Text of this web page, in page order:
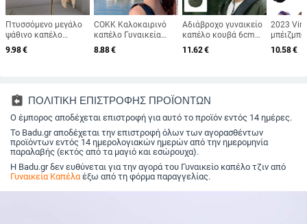
Πτυσσόμενο μεγάλο
ψάθινο καπέλο
Γυναικείο Καλοκαίρι
για διακοπές στην
Σκίαστρο παγετώνα
Καπέλο ψάθινο
καπέλο
9.98€
COKK Καλοκαιρινό
καπέλο Γυναικεία
Πεταλούδα
Εκτύπωση Μεγάλου
προστασία Uv
Πτυσσόμενη άδειο
επάνω αντηλιακό
καπέλο γυναικεία
ταξιδιωτική παραλία
8.88€
Αδιάβροχο γυναικείο
καπέλο κουβά 6cm
Καπέλο ηλίου
πτυσσόμενο
Caps Quick Drying
Basin Cap
11.62€
2023
ανδρικά
Άνοιξη
10.58€
assignment_return ΠΟΛΙΤΙΚΗ ΕΠΙΣΤΡΟΦΗΣ ΠΡΟΪΟΝΤΩΝ
Ο έμπορος αποδέχεται επιστροφή για αυτό το προϊόν εντός 14 ημέρες.
Το Badu.gr αποδέχεται την επιστροφή όλων των αγορασθέντων
προϊόντων εντός 14 ημερολογιακών ημερών από την ημερομηνία
παραλαβής (εκτός από τα μαγιό και εσώρουχα).
Η Badu.gr δεν ευθύνεται για την αγορά του Γυναικείο καπέλο τζιν από
Γυναικεία Καπέλαέξω από τη φόρμα παραγγελίας.